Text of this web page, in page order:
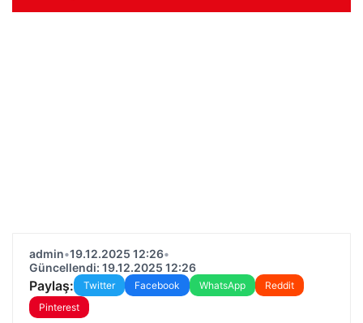
admin•19.12.2025 12:26•
Güncellendi: 19.12.2025 12:26
Paylaş: Twitter Facebook WhatsApp
Reddit
Pinterest